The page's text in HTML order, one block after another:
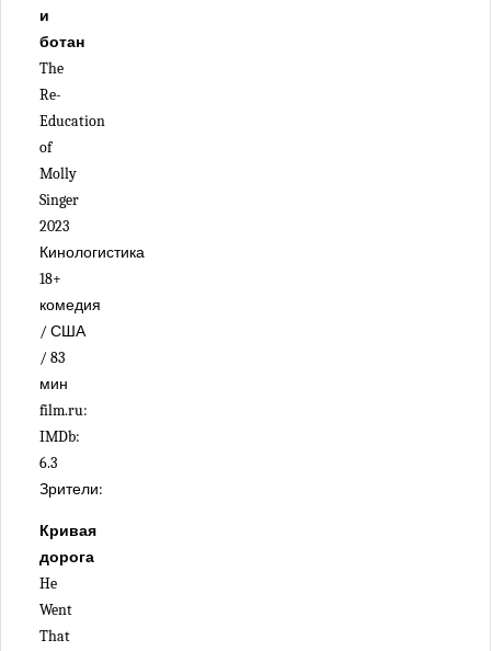
и
ботан
The
Re-
Education
of
Molly
Singer
2023
Кинологистика
18+
комедия
/ США
/ 83
мин
film.ru:
IMDb:
6.3
Зрители:
Кривая
дорога
He
Went
That